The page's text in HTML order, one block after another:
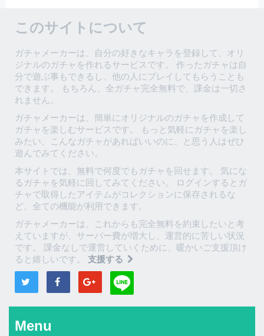
このサイトについて
ガチャメーカーは、自分の好きなキャラを登録して、オリ
ジナルのガチャを作れるサービスです。 作ったガチャは自
分で遊ぶ事もできるし、他の人にプレイしてもらうことも
できます。 もちろん、全ガチャ完全無料で、課金は一切さ
れません。
ガチャメーカーは、簡単にオリジナルのガチャを作成して
ガチャを楽しむサービスです。 もっと気軽にガチャを楽し
みたい、こんなガチャがあればいいのに、と思う人はぜひ
遊んでみてください。
本サイトでは、無料で何度でもガチャを回せます。 気にな
るガチャを気軽に回してみてください。 ログインするとガ
チャで取得したアイテムがコレクションに保存されるな
ど、全ての機能が利用できます。
ガチャメーカーは、これからも完全無料を約束したいと考
えていますが、サーバー費が増大し、運営的に苦しい状況
です。 課金なしで運営していくために、暖かいご支援頂け
ると嬉しいです。 支援する
Menu